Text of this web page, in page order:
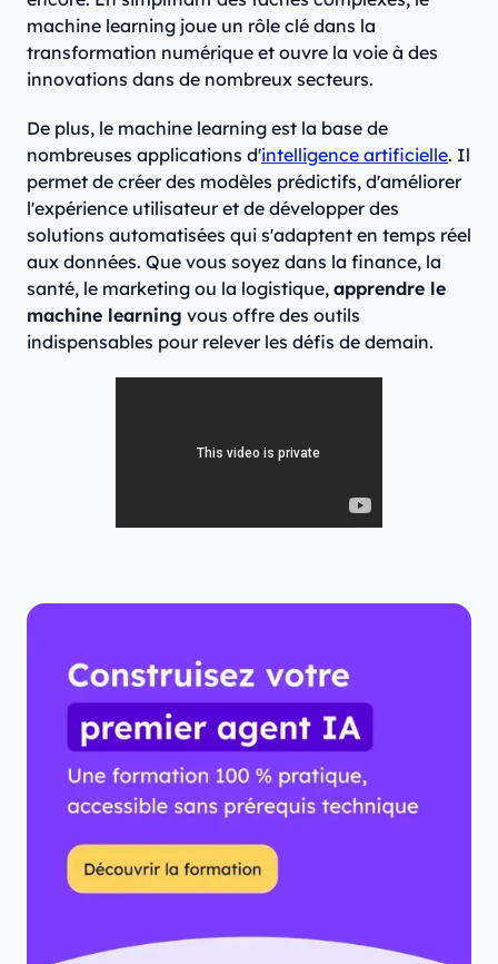
machine learning joue un rôle clé dans la
transformation numérique et ouvre la voie à des
innovations dans de nombreux secteurs.
De plus, le machine learning est la base de
nombreuses applications d'intelligence artificielle. Il
permet de créer des modèles prédictifs, d'améliorer
l'expérience utilisateur et de développer des
solutions automatisées qui s'adaptent en temps réel
aux données. Que vous soyez dans la finance, la
santé, le marketing ou la logistique, apprendre le
machine learning vous offre des outils
indispensables pour relever les défis de demain.